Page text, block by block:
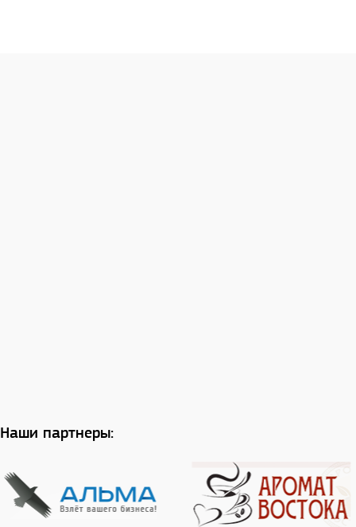
Наши партнеры: